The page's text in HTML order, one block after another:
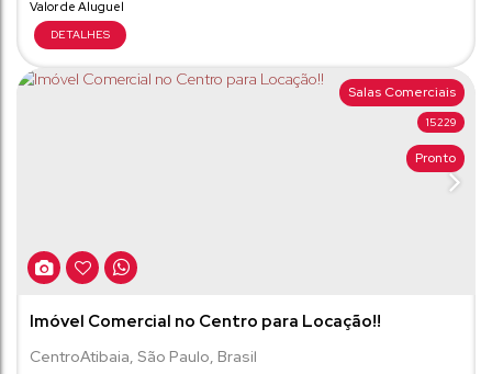
15229
Salas Comerciais
Pronto
Imóvel Comercial no Centro para Locação!!
CentroAtibaia, São Paulo, Brasil